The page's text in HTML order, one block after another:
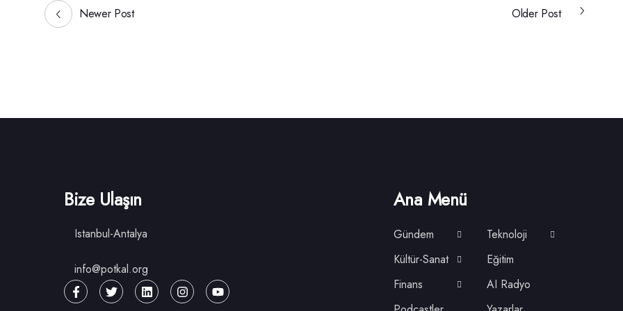
Newer Post Older Post
Bize Ulaşın
Istanbul-Antalya
info@potkal.org
Ana Menü
Gündem
Teknoloji
Kültür-Sanat
Eğitim
Finans
AI Radyo